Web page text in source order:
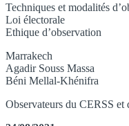
Techniques et modalités
Loi électorale
Ethique d’observation
Marrakech
Agadir Souss Massa
Béni Mellal-Khénifra
Observateurs du CERSS